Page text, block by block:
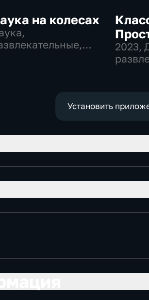
на колесах
2023,
Установить